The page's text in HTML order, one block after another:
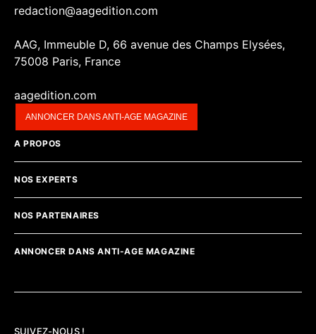
redaction@aagedition.com
AAG, Immeuble D, 66 avenue des Champs Elysées,
75008 Paris, France
aagedition.com
ANNONCER DANS ANTI-AGE MAGAZINE
A PROPOS
NOS EXPERTS
NOS PARTENAIRES
ANNONCER DANS ANTI-AGE MAGAZINE
SUIVEZ-NOUS !